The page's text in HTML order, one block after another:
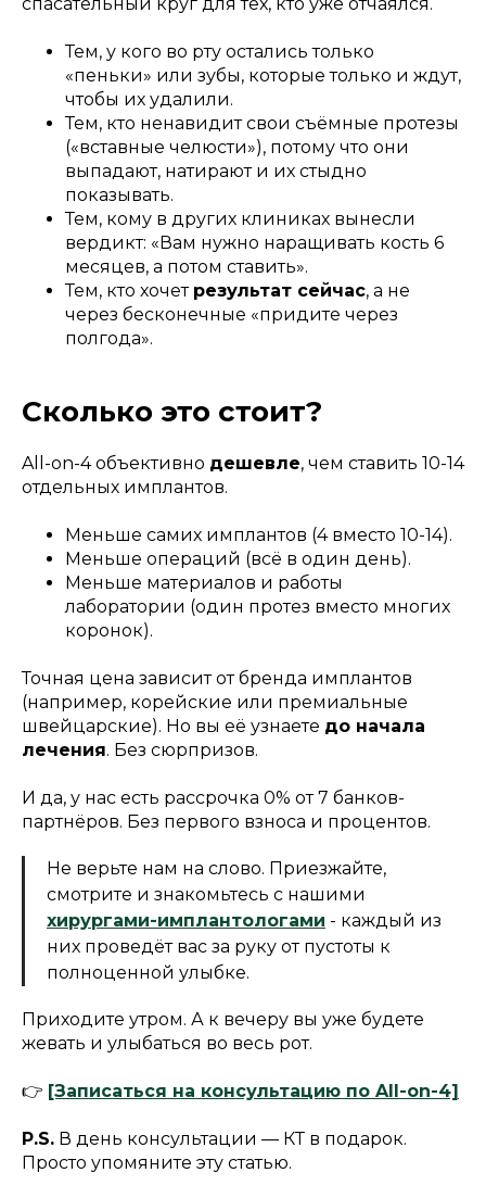
Тем, у кого во рту остались только
«пеньки» или зубы, которые только и ждут,
чтобы их удалили.
Тем, кто ненавидит свои съёмные протезы
(«вставные челюсти»), потому что они
выпадают, натирают и их стыдно
показывать.
Тем, кому в других клиниках вынесли
вердикт: «Вам нужно наращивать кость 6
месяцев, а потом ставить».
Тем, кто хочет результат сейчас, а не
через бесконечные «придите через
полгода».
Сколько это стоит?
All-on-4 объективно дешевле, чем ставить 10-14
отдельных имплантов.
Меньше самих имплантов (4 вместо 10-14).
Меньше операций (всё в один день).
Меньше материалов и работы
лаборатории (один протез вместо многих
коронок).
Точная цена зависит от бренда имплантов
(например, корейские или премиальные
швейцарские). Но вы её узнаете до начала
лечения. Без сюрпризов.
И да, у нас есть рассрочка 0% от 7 банков-
партнёров. Без первого взноса и процентов.
Не верьте нам на слово. Приезжайте,
смотрите и знакомьтесь с нашими
хирургами-имплантологами - каждый из
них проведёт вас за руку от пустоты к
полноценной улыбке.
Приходите утром. А к вечеру вы уже будете
жевать и улыбаться во весь рот.
👉 [Записаться на консультацию по All-on-4]
P.S. В день консультации — КТ в подарок.
Просто упомяните эту статью.